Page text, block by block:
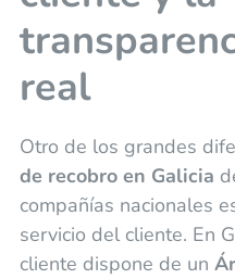
real
Otro de los grandes
de recobro en Galicia
compañías nacionales
servicio del cliente. En
cliente dispone de un